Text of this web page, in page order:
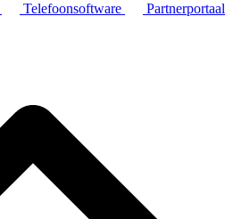
Telefoonsoftware
Partnerportaal